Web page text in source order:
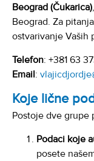
Beograd (Čukarica),
Beograd. Za pitanja
ostvarivanje Vaših
Telefon: +381 63
Email:
Koje lične
Postoje dve grupe
Podaci koje
posete